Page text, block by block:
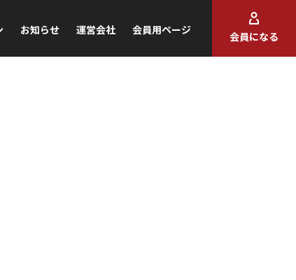
お知らせ 運営会社 会員用ページ
会員になる